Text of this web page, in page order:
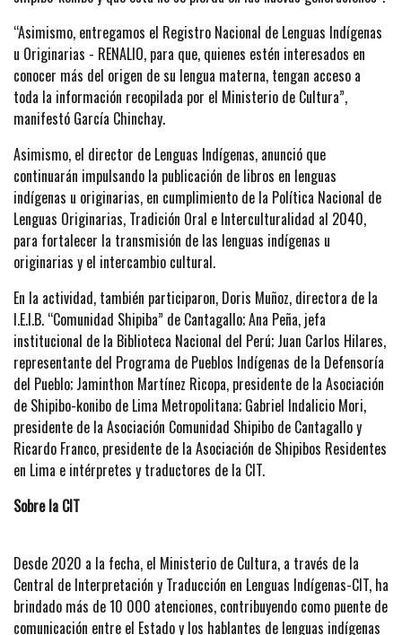
“Asimismo, entregamos el Registro Nacional de Lenguas Indígenas
u Originarias - RENALIO, para que, quienes estén interesados en
conocer más del origen de su lengua materna, tengan acceso a
toda la información recopilada por el Ministerio de Cultura”,
manifestó García Chinchay.
Asimismo, el director de Lenguas Indígenas, anunció que
continuarán impulsando la publicación de libros en lenguas
indígenas u originarias, en cumplimiento de la Política Nacional de
Lenguas Originarias, Tradición Oral e Interculturalidad al 2040,
para fortalecer la transmisión de las lenguas indígenas u
originarias y el intercambio cultural.
En la actividad, también participaron, Doris Muñoz, directora de la
I.E.I.B. “Comunidad Shipiba” de Cantagallo; Ana Peña, jefa
institucional de la Biblioteca Nacional del Perú; Juan Carlos Hilares,
representante del Programa de Pueblos Indígenas de la Defensoría
del Pueblo; Jaminthon Martínez Ricopa, presidente de la Asociación
de Shipibo-konibo de Lima Metropolitana; Gabriel Indalicio Mori,
presidente de la Asociación Comunidad Shipibo de Cantagallo y
Ricardo Franco, presidente de la Asociación de Shipibos Residentes
en Lima e intérpretes y traductores de la CIT.
Sobre la CIT
Desde 2020 a la fecha, el Ministerio de Cultura, a través de la
Central de Interpretación y Traducción en Lenguas Indígenas-CIT, ha
brindado más de 10 000 atenciones, contribuyendo como puente de
comunicación entre el Estado y los hablantes de lenguas indígenas